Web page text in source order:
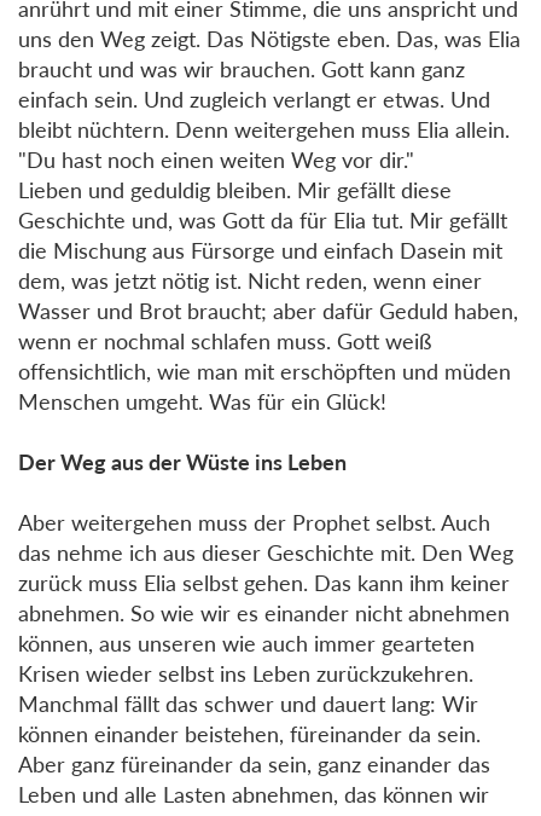
anrührt und mit einer Stimme, die uns anspricht und
uns den Weg zeigt. Das Nötigste eben. Das, was Elia
braucht und was wir brauchen. Gott kann ganz
einfach sein. Und zugleich verlangt er etwas. Und
bleibt nüchtern. Denn weitergehen muss Elia allein.
"Du hast noch einen weiten Weg vor dir."
Lieben und geduldig bleiben. Mir gefällt diese
Geschichte und, was Gott da für Elia tut. Mir gefällt
die Mischung aus Fürsorge und einfach Dasein mit
dem, was jetzt nötig ist. Nicht reden, wenn einer
Wasser und Brot braucht; aber dafür Geduld haben,
wenn er nochmal schlafen muss. Gott weiß
offensichtlich, wie man mit erschöpften und müden
Menschen umgeht. Was für ein Glück!
Der Weg aus der Wüste ins Leben
Aber weitergehen muss der Prophet selbst. Auch
das nehme ich aus dieser Geschichte mit. Den Weg
zurück muss Elia selbst gehen. Das kann ihm keiner
abnehmen. So wie wir es einander nicht abnehmen
können, aus unseren wie auch immer gearteten
Krisen wieder selbst ins Leben zurückzukehren.
Manchmal fällt das schwer und dauert lang: Wir
können einander beistehen, füreinander da sein.
Aber ganz füreinander da sein, ganz einander das
Leben und alle Lasten abnehmen, das können wir